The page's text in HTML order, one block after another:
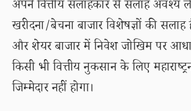
अपने वित्तीय सलाहकार से सलाह अवश्य
खरीदना/बेचना बाजार विशेषज्ञों की
और शेयर बाजार में निवेश जोखिम पर
किसी भी वित्तीय नुकसान के लिए
जिम्मेदार नहीं होगा।